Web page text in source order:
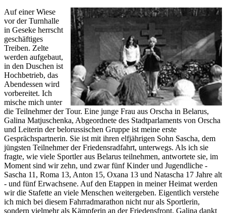
Auf einer Wiese
vor der Turnhalle
in Geseke herrscht
geschäftiges
Treiben. Zelte
werden aufgebaut,
in den Duschen ist
Hochbetrieb, das
Abendessen wird
vorbereitet. Ich
mische mich unter
die Teilnehmer der Tour. Eine junge Frau aus Orscha in Belarus,
Galina Matjuschenka, Abgeordnete des Stadtparlaments von Orscha
und Leiterin der belorussischen Gruppe ist meine erste
Gesprächspartnerin. Sie ist mit ihren elfjährigen Sohn Sascha, dem
jüngsten Teilnehmer der Friedensradfahrt, unterwegs. Als ich sie
fragte, wie viele Sportler aus Belarus teilnehmen, antwortete sie, im
Moment sind wir zehn, und zwar fünf Kinder und Jugendliche -
Sascha 11, Roma 13, Anton 15, Oxana 13 und Natascha 17 Jahre alt
- und fünf Erwachsene. Auf den Etappen in meiner Heimat werden
wir die Stafette an viele Menschen weitergeben. Eigentlich verstehe
ich mich bei diesem Fahrradmarathon nicht nur als Sportlerin,
sondern vielmehr als Kämpferin an der Friedensfront. Galina dankt